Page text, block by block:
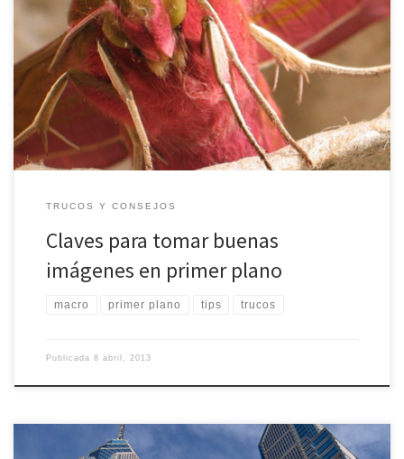
Una de las fotografías que resultan más atractivas a la vista son las
que se captan en primer plano. Una gran variedad de objetos
pueden ser interesantes para tomar en primer plano. En este
artículo se detallan algunas claves a tener en cuenta para lograr
imágenes con una óptima calidad. […]
TRUCOS Y CONSEJOS
Claves para tomar buenas
imágenes en primer plano
macro primer plano tips trucos
Publicada 8 abril, 2013